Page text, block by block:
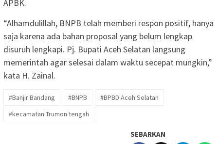
APBK.
“Alhamdulillah, BNPB telah memberi respon positif, hanya
saja karena ada bahan proposal yang belum lengkap
disuruh lengkapi. Pj. Bupati Aceh Selatan langsung
memerintah agar selesai dalam waktu secepat mungkin,”
kata H. Zainal.
#Banjir Bandang #BNPB
#BPBD Aceh Selatan
#kecamatan Trumon tengah
SEBARKAN